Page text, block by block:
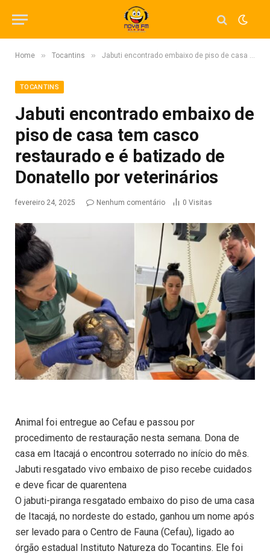
Home » Tocantins » Jabuti encontrado embaixo de piso de casa tem casco restaurado e é batizado de Donatello por veterinários
TOCANTINS
Jabuti encontrado embaixo de
piso de casa tem casco
restaurado e é batizado de
Donatello por veterinários
fevereiro 24, 2025 Nenhum comentário 0 Visitas
Animal foi entregue ao Cefau e passou por
procedimento de restauração nesta semana. Dona de
casa em Itacajá o encontrou soterrado no início do mês.
Jabuti resgatado vivo embaixo de piso recebe cuidados
e deve ficar de quarentena
O jabuti-piranga resgatado embaixo do piso de uma casa
de Itacajá, no nordeste do estado, ganhou um nome após
ser levado para o Centro de Fauna (Cefau), ligado ao
órgão estadual Instituto Natureza do Tocantins. Ele foi